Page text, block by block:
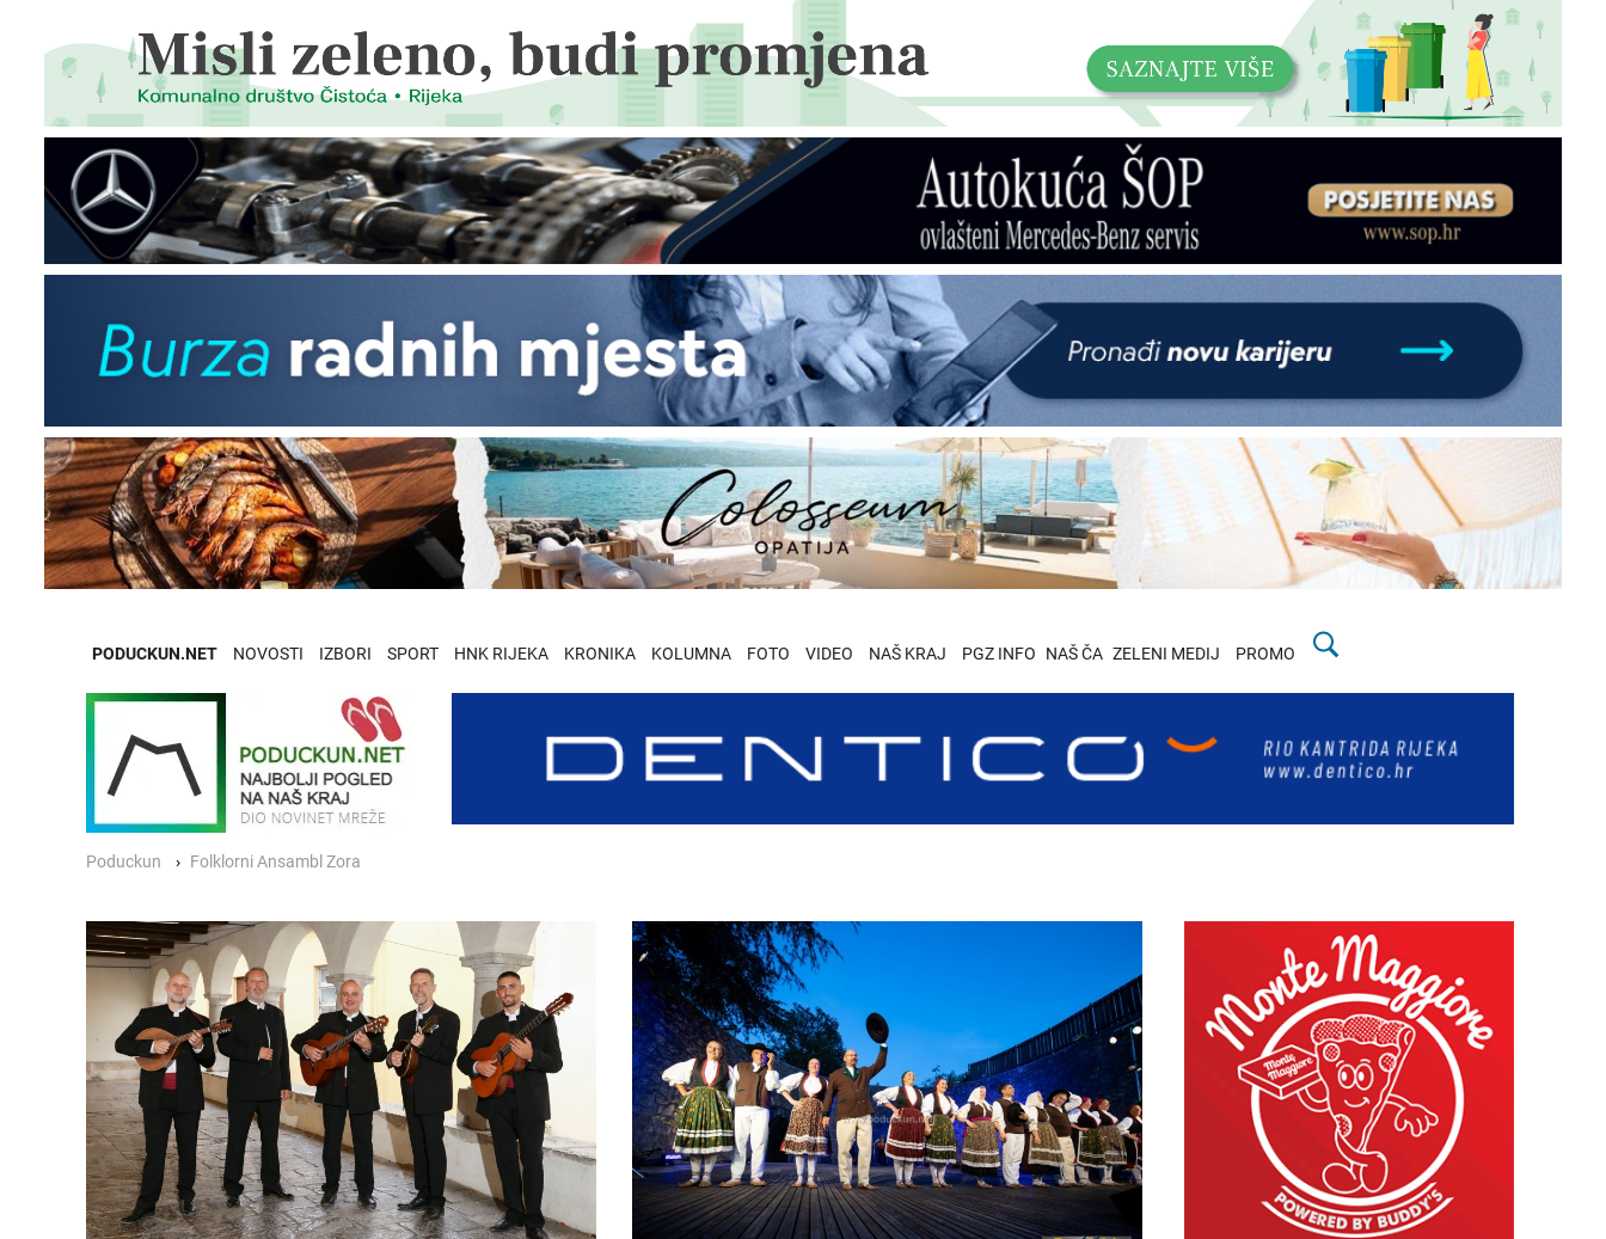
PODUCKUN.NET NOVOSTI IZBORI SPORT HNK RIJEKA KRONIKA KOLUMNA FOTO VIDEO NAŠ KRAJ PGZ INFO NAŠ ČA ZELENI MEDIJ PROMO
Poduckun Folklorni Ansambl Zora